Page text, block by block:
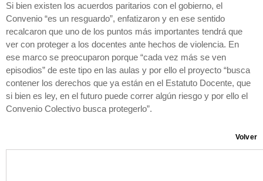
Si bien existen los acuerdos paritarios con el gobierno, el
Convenio “es un resguardo”, enfatizaron y en ese sentido
recalcaron que uno de los puntos más importantes tendrá que
ver con proteger a los docentes ante hechos de violencia. En
ese marco se preocuparon porque “cada vez más se ven
episodios” de este tipo en las aulas y por ello el proyecto “busca
contener los derechos que ya están en el Estatuto Docente, que
si bien es ley, en el futuro puede correr algún riesgo y por ello el
Convenio Colectivo busca protegerlo”.
Volver